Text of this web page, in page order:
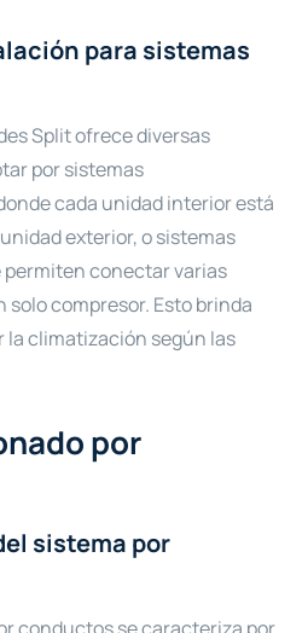
para sistemas
Split ofrece diversas
por sistemas
cada unidad interior está
exterior, o sistemas
conectar varias
compresor. Esto brinda
la climatización según las
por
sistema por